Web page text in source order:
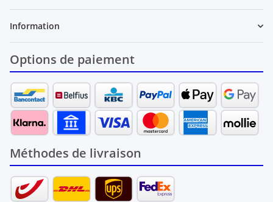
Information
Options de paiement
Méthodes de livraison